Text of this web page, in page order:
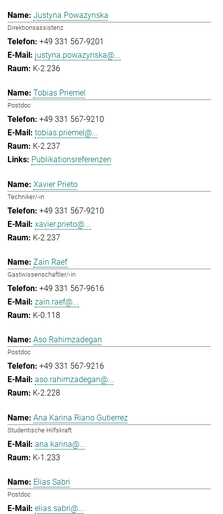
Justyna Powazynska
Direktionsassistenz
+49 331 567-9201
justyna.powazynska@...
K-2.236
Tobias Priemel
Postdoc
+49 331 567-9210
tobias.priemel@...
K-2.237
Publikationsreferenzen
Xavier Prieto
Techniker/-in
+49 331 567-9210
xavier.prieto@...
K-2.237
Zain Raef
Gastwissenschaftler/-in
+49 331 567-9616
zain.raef@...
K-0.118
Aso Rahimzadegan
Postdoc
+49 331 567-9216
aso.rahimzadegan@...
K-2.228
Ana Karina Riano Gutierrez
Studentische Hilfskraft
ana.karina@...
K-1.233
Elias Sabri
Postdoc
elias.sabri@...